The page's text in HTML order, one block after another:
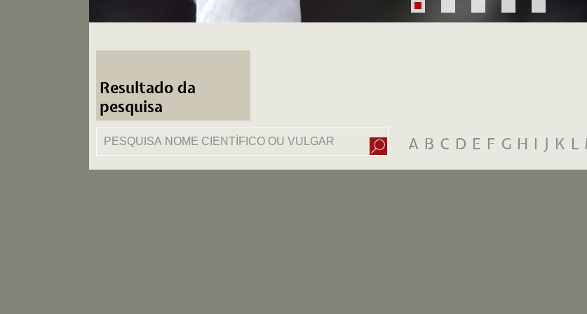
Resultado da
pesquisa
A B C D E F G H I J K L